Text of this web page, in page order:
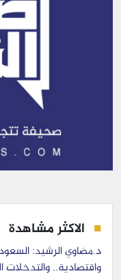
الاكثر مشاهدة
د.مضاوي الرشيد:
واقتصادية..